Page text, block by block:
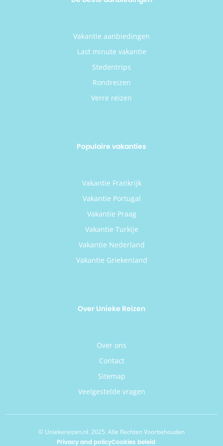
Vakantie aanbiedingen
Last minute vakantie
Stedentrips
Rondreizen
Verre reizen
Populaire vakanties
Vakantie Frankrijk
Vakantie Portugal
Vakantie Praag
Vakantie Turkije
Vakantie Nederland
Vakantie Griekenland
Over Unieke Reizen
Over ons
Contact
Sitemap
Veelgestelde vragen
© Uniekereizen.nl. 2025. Alle Rechten Voorbehouden
Privacy and policyCookies beleid